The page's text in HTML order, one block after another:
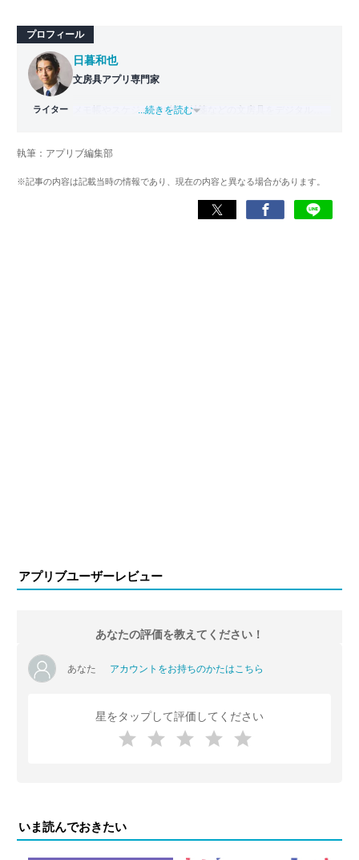
プロフィール
ライター
日暮和也
文房具アプリ専門家
メモ帳やスケジュール帳、付箋などの文房具をデジタル化
務めた後、文房具アプリの専門家として監修・ライター業
『TimeTree』『Measure』など700以上。
...続きを読む
執筆：アプリブ編集部
※記事の内容は記載当時の情報であり、現在の内容と異なる場合があります。
アプリブユーザーレビュー
あなたの評価を教えてください！
あなた アカウントをお持ちのかたはこちら
星をタップして評価してください
いま読んでおきたい